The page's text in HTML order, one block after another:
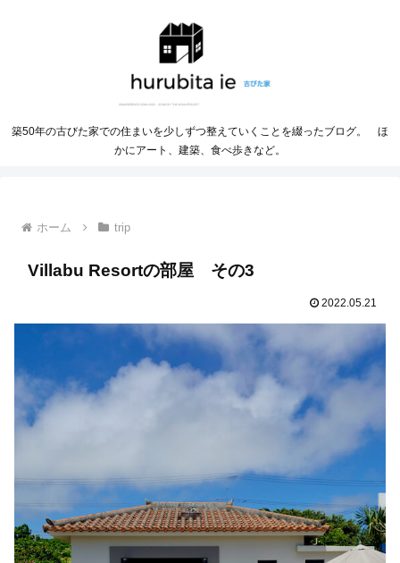
築50年の古びた家での住まいを少しずつ整えていくことを綴ったブログ。 ほ
かにアート、建築、食べ歩きなど。
ホーム trip
Villabu Resortの部屋 その3
2022.05.21